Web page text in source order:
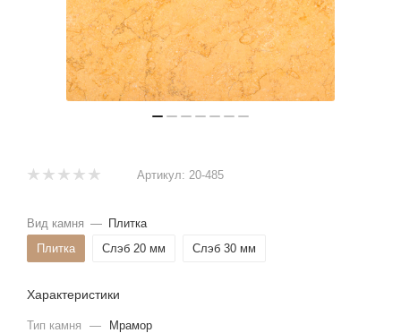
Артикул: 20-485
Вид камня — Плитка
Плитка
Слэб 20 мм Слэб 30 мм
Характеристики
Тип камня —
Мрамор